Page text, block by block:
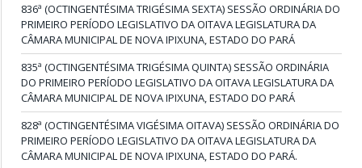
836ª (OCTINGENTÉSIMA TRIGÉSIMA SEXTA) SESSÃO ORDINÁRIA DO
PRIMEIRO PERÍODO LEGISLATIVO DA OITAVA LEGISLATURA DA
CÂMARA MUNICIPAL DE NOVA IPIXUNA, ESTADO DO PARÁ
835ª (OCTINGENTÉSIMA TRIGÉSIMA QUINTA) SESSÃO ORDINÁRIA
DO PRIMEIRO PERÍODO LEGISLATIVO DA OITAVA LEGISLATURA DA
CÂMARA MUNICIPAL DE NOVA IPIXUNA, ESTADO DO PARÁ
828ª (OCTINGENTÉSIMA VIGÉSIMA OITAVA) SESSÃO ORDINÁRIA DO
PRIMEIRO PERÍODO LEGISLATIVO DA OITAVA LEGISLATURA DA
CÂMARA MUNICIPAL DE NOVA IPIXUNA, ESTADO DO PARÁ.